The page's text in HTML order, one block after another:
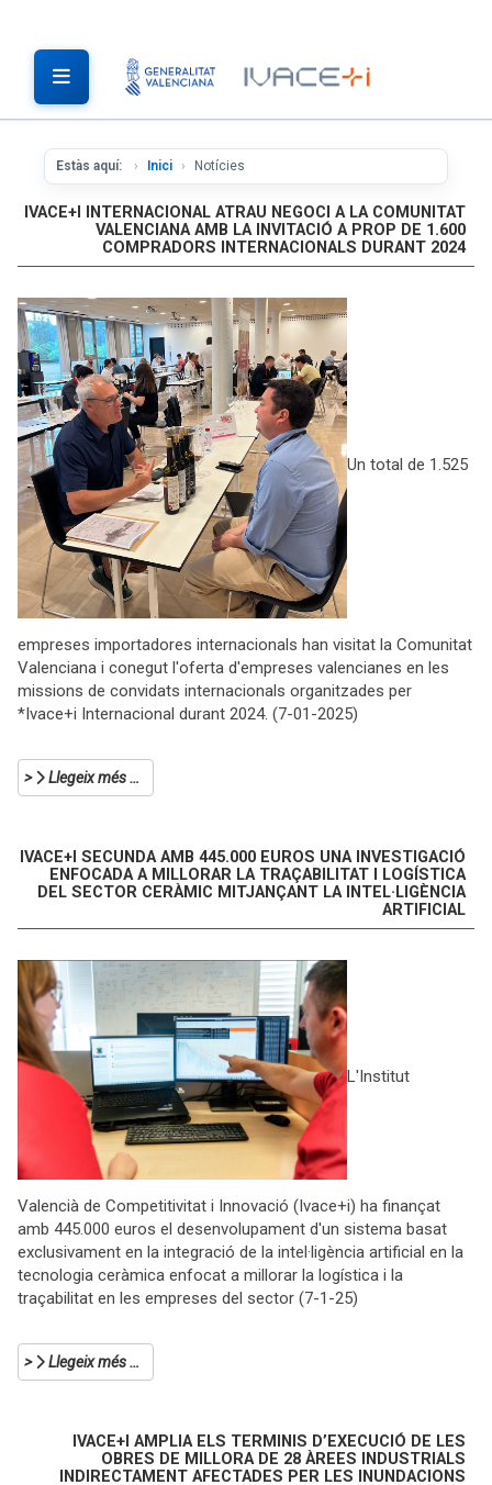
Estàs aquí: Inici Notícies
IVACE+I INTERNACIONAL ATRAU NEGOCI A LA COMUNITAT
VALENCIANA AMB LA INVITACIÓ A PROP DE 1.600
COMPRADORS INTERNACIONALS DURANT 2024
Un total de 1.525
empreses importadores internacionals han visitat la Comunitat
Valenciana i conegut l'oferta d'empreses valencianes en les
missions de convidats internacionals organitzades per
*Ivace+i Internacional durant 2024. (7-01-2025)
Llegeix més …
IVACE+I SECUNDA AMB 445.000 EUROS UNA INVESTIGACIÓ
ENFOCADA A MILLORAR LA TRAÇABILITAT I LOGÍSTICA
DEL SECTOR CERÀMIC MITJANÇANT LA INTEL·LIGÈNCIA
ARTIFICIAL
L'Institut
Valencià de Competitivitat i Innovació (Ivace+i) ha finançat
amb 445.000 euros el desenvolupament d'un sistema basat
exclusivament en la integració de la intel·ligència artificial en la
tecnologia ceràmica enfocat a millorar la logística i la
traçabilitat en les empreses del sector (7-1-25)
Llegeix més …
IVACE+I AMPLIA ELS TERMINIS D’EXECUCIÓ DE LES
OBRES DE MILLORA DE 28 ÀREES INDUSTRIALS
INDIRECTAMENT AFECTADES PER LES INUNDACIONS